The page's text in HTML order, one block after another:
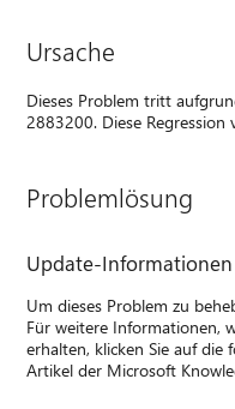
Ursache
Dieses Problem tritt
2883200. Diese
Problemlösung
Update-Informationen
Um dieses Problem zu
Für weitere Informationen,
erhalten, klicken Sie auf
Artikel der Microsoft